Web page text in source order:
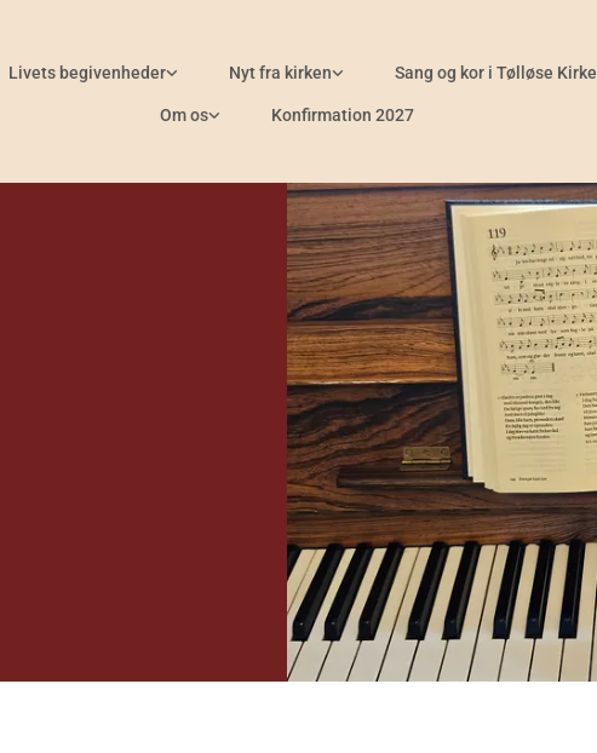
Livets begivenheder Nyt fra kirken Sang og kor i Tølløse Kirke
Om os Konfirmation 2027